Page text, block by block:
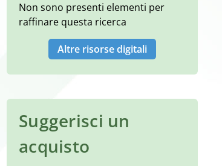
Non sono presenti elementi per
raffinare questa ricerca
Altre risorse digitali
Suggerisci un
acquisto